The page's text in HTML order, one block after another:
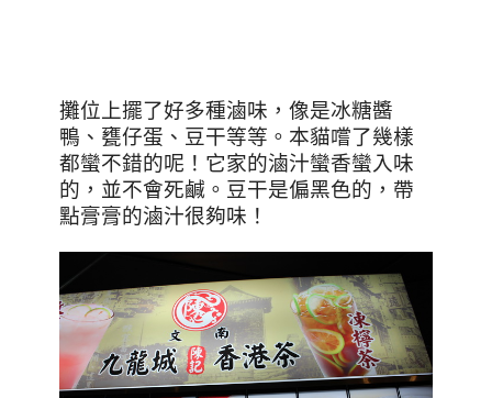
攤位上擺了好多種滷味，像是冰糖醬
鴨、甕仔蛋、豆干等等。本貓嚐了幾樣
都蠻不錯的呢！它家的滷汁蠻香蠻入味
的，並不會死鹹。豆干是偏黑色的，帶
點膏膏的滷汁很夠味！